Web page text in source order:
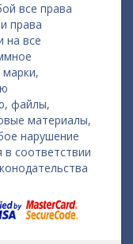
все права
права
на все
файлы,
материалы,
нарушение
в соответствии